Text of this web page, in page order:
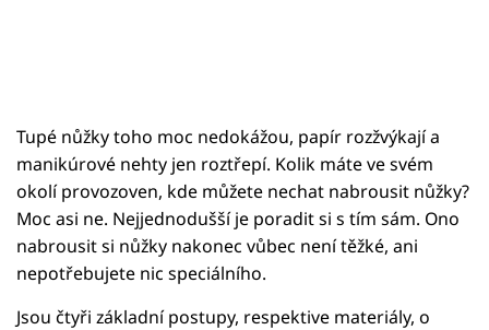
Tupé nůžky toho moc nedokážou, papír rozžvýkají a
manikúrové nehty jen roztřepí. Kolik máte ve svém
okolí provozoven, kde můžete nechat nabrousit nůžky?
Moc asi ne. Nejjednodušší je poradit si s tím sám. Ono
nabrousit si nůžky nakonec vůbec není těžké, ani
nepotřebujete nic speciálního.
Jsou čtyři základní postupy, respektive materiály, o